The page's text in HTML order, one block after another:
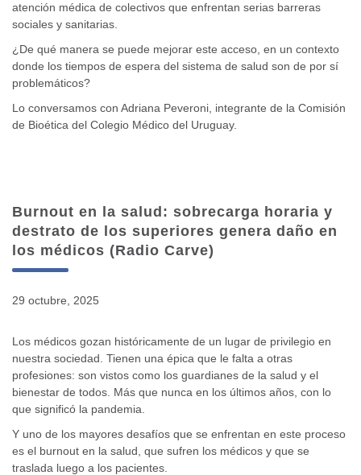
atención médica de colectivos que enfrentan serias barreras
sociales y sanitarias.
¿De qué manera se puede mejorar este acceso, en un contexto
donde los tiempos de espera del sistema de salud son de por sí
problemáticos?
Lo conversamos con Adriana Peveroni, integrante de la Comisión
de Bioética del Colegio Médico del Uruguay.
Burnout en la salud: sobrecarga horaria y
destrato de los superiores genera daño en
los médicos (Radio Carve)
29 octubre, 2025
Los médicos gozan históricamente de un lugar de privilegio en
nuestra sociedad. Tienen una épica que le falta a otras
profesiones: son vistos como los guardianes de la salud y el
bienestar de todos. Más que nunca en los últimos años, con lo
que significó la pandemia.
Y uno de los mayores desafíos que se enfrentan en este proceso
es el burnout en la salud, que sufren los médicos y que se
traslada luego a los pacientes.